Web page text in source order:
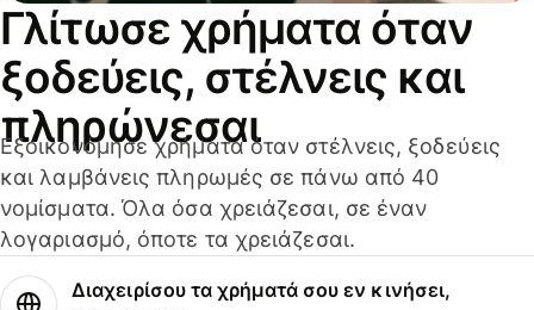
Γλίτωσε χρήματα όταν
ξοδεύεις, στέλνεις και
πληρώνεσαι
Εξοικονόμησε χρήματα όταν στέλνεις, ξοδεύεις
και λαμβάνεις πληρωμές σε πάνω από 40
νομίσματα. Όλα όσα χρειάζεσαι, σε έναν
λογαριασμό, όποτε τα χρειάζεσαι.
Διαχειρίσου τα χρήματά σου εν κινήσει,